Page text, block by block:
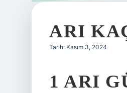
ARI
Tarih: Kasım 3, 2024
1 ARI